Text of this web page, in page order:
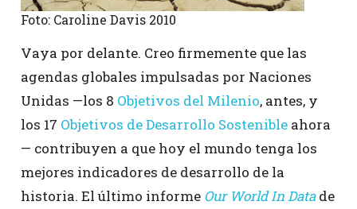
Foto: Caroline Davis 2010
Vaya por delante. Creo firmemente que las
agendas globales impulsadas por Naciones
Unidas —los 8 Objetivos del Milenio, antes, y
los 17 Objetivos de Desarrollo Sostenible ahora
— contribuyen a que hoy el mundo tenga los
mejores indicadores de desarrollo de la
historia. El último informe Our World In Datade